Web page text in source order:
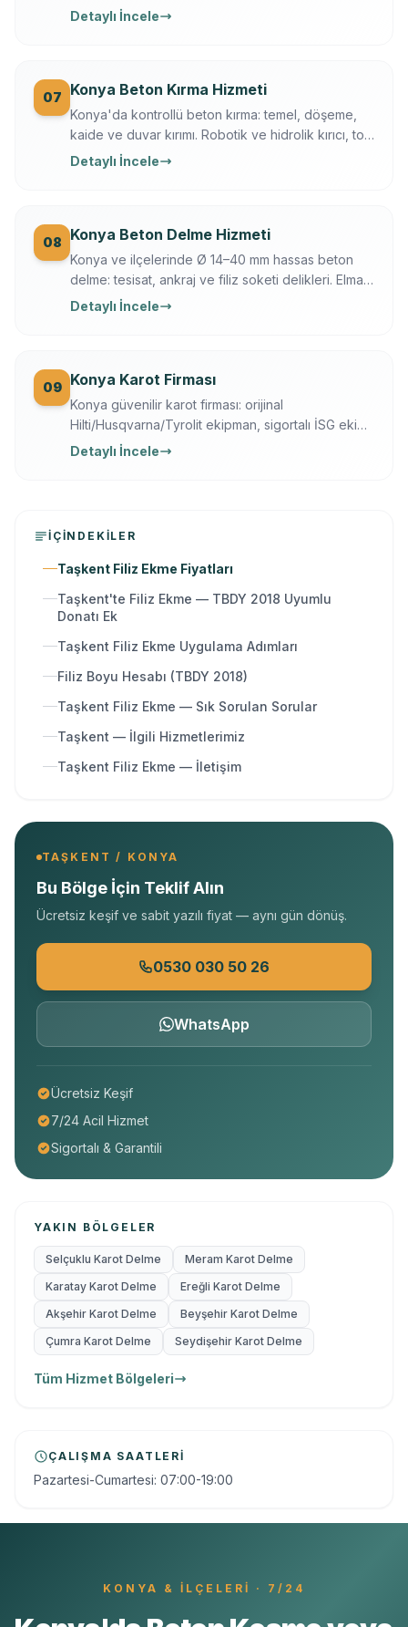
Ferroscan kontrollü, çekme testli, yazılı garanti.
Detaylı İncele
07 Konya Beton Kırma Hizmeti
Konya'da kontrollü beton kırma: temel, döşeme,
kaide ve duvar kırımı. Robotik ve hidrolik kırıcı, toz
bastırma, moloz dahil, sigortalı operasyon.
Detaylı İncele
08 Konya Beton Delme Hizmeti
Konya ve ilçelerinde Ø 14–40 mm hassas beton
delme: tesisat, ankraj ve filiz soketi delikleri. Elmas
karot + darbeli teknik, Ferroscan ile donatı
Detaylı İncele
09 Konya Karot Firması
Konya güvenilir karot firması: orijinal
Hilti/Husqvarna/Tyrolit ekipman, sigortalı İSG ekip,
yazılı garanti, 7/24 ücretsiz keşif. Karot delme,
Detaylı İncele
İÇINDEKILER
Taşkent Filiz Ekme Fiyatları
Taşkent'te Filiz Ekme — TBDY 2018 Uyumlu
Donatı Ek
Taşkent Filiz Ekme Uygulama Adımları
Filiz Boyu Hesabı (TBDY 2018)
Taşkent Filiz Ekme — Sık Sorulan Sorular
Taşkent — İlgili Hizmetlerimiz
Taşkent Filiz Ekme — İletişim
TAŞKENT / KONYA
Bu Bölge İçin Teklif Alın
Ücretsiz keşif ve sabit yazılı fiyat — aynı gün dönüş.
0530 030 50 26
WhatsApp
Ücretsiz Keşif
7/24 Acil Hizmet
Sigortalı & Garantili
YAKIN BÖLGELER
Selçuklu Karot Delme
Meram Karot Delme
Karatay Karot Delme
Ereğli Karot Delme
Akşehir Karot Delme
Beyşehir Karot Delme
Çumra Karot Delme
Seydişehir Karot Delme
Tüm Hizmet Bölgeleri
ÇALIŞMA SAATLERI
Pazartesi-Cumartesi: 07:00-19:00
KONYA & İLÇELERI · 7/24